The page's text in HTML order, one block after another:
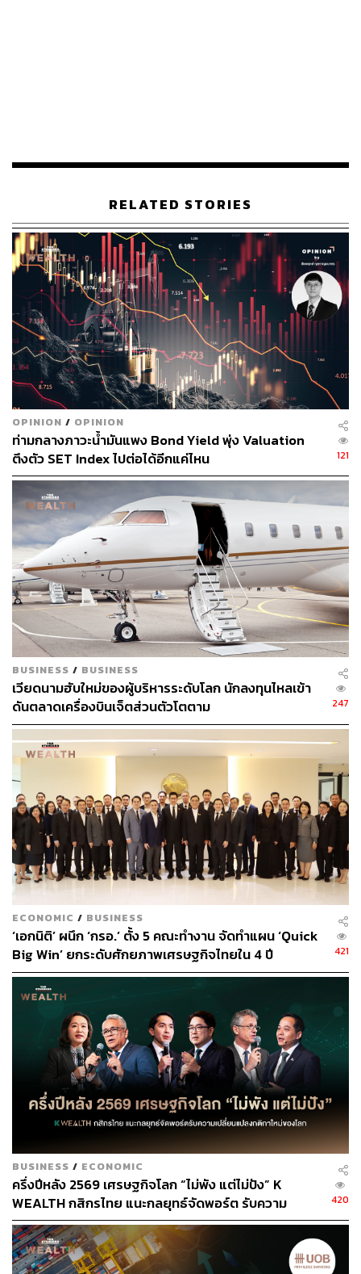
เติบโตที่ดีกว่าหุ้นทั่วโลก
หมายความว่าโครงสร้างการแข็งค่าของดอลลาร์ก็
เปลี่ยนแปลงยากไม่แพ้ยีลด์ และอาจต้องรอจนกว่าจะมี
เศรษฐกิจหรือสกุลเงินหลักอื่นที่แนวโน้มดีกว่าสหรัฐฯ เร่งตัว
ขึ้นมาให้เห็นก่อน
ประเมินจากสถานการณ์ล่าสุด ความน่าจะเป็นที่เราอาจต้อง
อยู่กับ ‘สองสูง’ ต่อไปอีกสักระยะจึงมีมากที่สุด
สิ่งที่ต้องจับตาจากนี้ไม่ใช่นโยบายการเงินของ Fed แต่จะ
เปลี่ยนเป็นผลกระทบกับตลาดทุน เมื่อสหรัฐฯ ไม่มีท่าทีที่จะลด
การขาดดุลการคลังลงได้
กระจุกตัวอยู่แค่ในพันธบัตรระยะสั้น Term Premium หรือ
ส่วนต่างระหว่างยีลด์ระยะยาวกับระยะสั้นมีโอกาสปรับตัวสูง
ขึ้นได้
นอกจากนี้ความผันผวนของเงินเฟ้อในอนาคตก็เป็นอีกหนึ่ง
ปัจจัยที่จะ Term Premium ทรงตัวในระดับสูง
เมื่อยีลด์สูง ดอลลาร์จึงมีแรงหนุนให้แข็งค่าได้ต่อ
กลยุทธ์การลงทุนในรูปแบบนี้ไม่ต่างจากปัจจุบัน ต้องเน้นซื้อ
ขายสินทรัพย์เสี่ยงในกรอบแคบ หรือลงทุนเฉพาะสินทรัพย์ที่มี
เหตุผลการเติบโตได้ด้วยตัวเอง
กรณี Risk On หรือตลาดเข้าสู่โหมดเปิดรับความเสี่ยง
ดอลลาร์อ่อนแต่ยีลด์ไม่ลง เป็นเหตุการณ์ที่มีโอกาสเกิดขึ้น
มากที่สุดอันดับสอง
ตลาดอาจพลิกผันได้ด้วยหลายสาเหตุ เช่น เศรษฐกิจใหญ่
อย่างจีนหรือยุโรปฟื้นตัวได้ในที่สุด คาดว่าจะเริ่มเห็นโอกาส
หรือไม่ปลายปีนี้ หรืออาจเป็นการเมืองในสหรัฐฯ วุ่นวาย
จังหวะที่ต้องจับตาคือช่วงต้นเดือนมกราคม 2024 ตั้งแต่ Iowa
Caucuses ที่การเลือกตั้งใหญ่ในสหรัฐฯ เริ่มต้นอย่างเป็น
ทางการ หรืออาจเป็นธนาคารกลางญี่ปุ่นที่หันมาเข้มงวด
ทางการเงินเช่นเดียวกับประเทศอื่นๆ หลังการเจรจาปรับขึ้น
ค่าแรงในช่วงฤดูใบไม้ผลิปี 2024
ในกรณีนี้ โอกาสจะอยู่ที่อัตราแลกเปลี่ยนรวมกับผลตอบแทน
ของตลาดหุ้น ประเทศที่หุ้นไม่แพง และค่าเงินอยู่ในระดับต่ำ
จะได้เปรียบที่สุด
รูปแบบสุดท้ายคือ ยีลด์ลงแต่ดอลลาร์แข็ง จะเกิดขึ้นได้ใน
กรณี Risk Off ถ้าสหรัฐฯ เผชิญกับภาวะเศรษฐกิจถดถอย
แม้ปัจจุบันมีความน่าจะเป็นที่ต่ำ แต่น่าสนใจว่าถ้ารัฐบาล
สหรัฐฯ จำเป็นต้องปิดความเสี่ยงหนี้สูง ยีลด์สูง นโยบายเก็บ
ภาษี หรือลดรายจ่ายภาครัฐ อาจเป็นสิ่งจำเป็นแม้ระยะสั้น
อาจต้องแลกมาด้วยภาวะเศรษฐกิจถดถอย
ในกรณีนี้ สินทรัพย์ที่คาดว่าจะได้ประโยชน์คือหุ้นใหญ่ใน
สหรัฐฯ บอนด์ และทองคำ ทั้งหมดจะมีแรงหนุนจากยีลด์ที่
ปรับตัวลงเป็นหลัก
RELATED STORIES
OPINION / OPINION
ท่ามกลางภาวะน้ำมันแพง Bond Yield พุ่ง Valuation
ตึงตัว SET Index ไปต่อได้อีกแค่ไหน
121
BUSINESS / BUSINESS
เวียดนามฮับใหม่ของผู้บริหารระดับโลก นักลงทุนไหลเข้า
ดันตลาดเครื่องบินเจ็ตส่วนตัวโตตาม
247
ECONOMIC / BUSINESS
‘เอกนิติ’ ผนึก ‘กรอ.’ ตั้ง 5 คณะทำงาน จัดทำแผน ‘Quick
Big Win’ ยกระดับศักยภาพเศรษฐกิจไทยใน 4 ปี
421
BUSINESS / ECONOMIC
ครึ่งปีหลัง 2569 เศรษฐกิจโลก “ไม่พัง แต่ไม่ปัง” K
WEALTH กสิกรไทย แนะกลยุทธ์จัดพอร์ต รับความ
เปลี่ยนแปลงกติกาใหม่ของโลก
420